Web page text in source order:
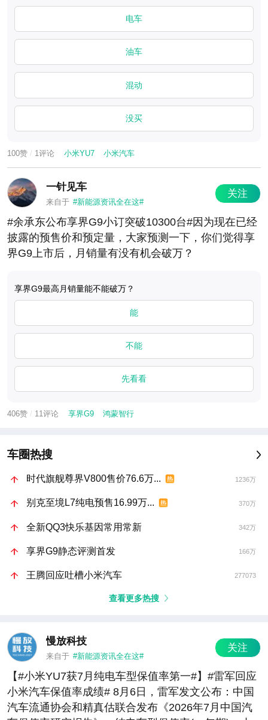
电车
油车
混动
没买
100赞 / 1评论 小米YU7 小米汽车
一针见车
来自于 #新能源资讯全在这#
关注
#余承东公布享界G9小订突破10300台#因为现在已经
披露的预售价和预定量，大家预测一下，你们觉得享
界G9上市后，月销量有没有机会破万？
享界G9最高月销量能不能破万？
能
不能
先看看
406赞 / 11评论 享界G9 鸿蒙智行
车圈热搜
时代旗舰尊界V800售价76.6万... 1236万
别克至境L7纯电预售16.99万... 370万
全新QQ3快乐基因常用常新 342万
享界G9静态评测首发 166万
王腾回应吐槽小米汽车 277073
查看更多热搜
慢放科技
来自于 #新能源资讯全在这#
关注
【#小米YU7获7月纯电车型保值率第一#】#雷军回应
小米汽车保值率成绩# 8月6日，雷军发文公布：中国
汽车流通协会和精真估联合发布《2026年7月中国汽